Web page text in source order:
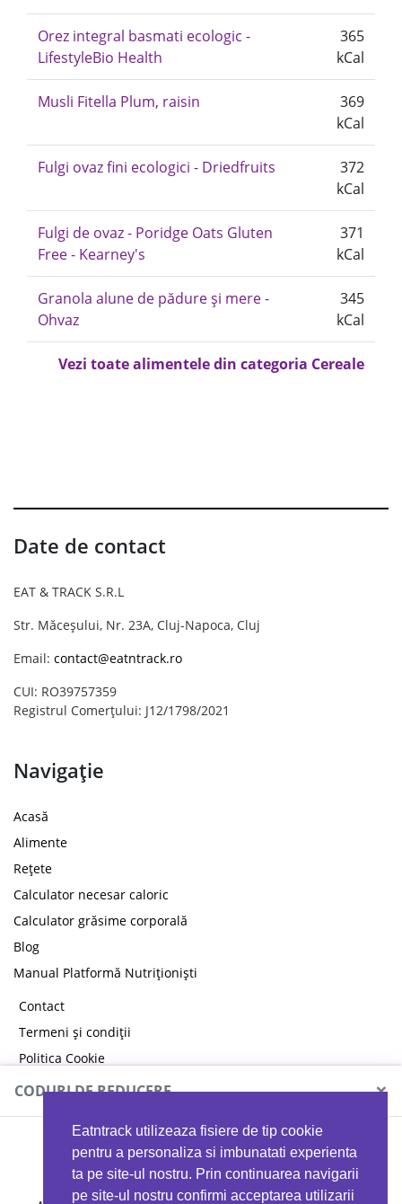
Eatntrack utilizeaza fisiere de tip cookie
pentru a personaliza si imbunatati experienta
ta pe site-ul nostru. Prin continuarea navigarii
pe site-ul nostru confirmi acceptarea utilizarii
Orez integral basmati ecologic -
LifestyleBio Health
365
kCal
Musli Fitella Plum, raisin
369
kCal
Fulgi ovaz fini ecologici - Driedfruits
372
kCal
Fulgi de ovaz - Poridge Oats Gluten
Free - Kearney's
371
kCal
Granola alune de pădure și mere -
Ohvaz
345
kCal
Vezi toate alimentele din categoria Cereale
Date de contact
EAT & TRACK S.R.L
Str. Măceșului, Nr. 23A, Cluj-Napoca, Cluj
Email: contact@eatntrack.ro
CUI: RO39757359
Registrul Comerțului: J12/1798/2021
Navigație
Acasă
Alimente
Rețete
Calculator necesar caloric
Calculator grăsime corporală
Blog
Manual Platformă Nutriționiști
Contact
Termeni și condiții
Politica Cookie
Politica de confidențialitate
CODURI DE REDUCERE ×
MYPROTEIN